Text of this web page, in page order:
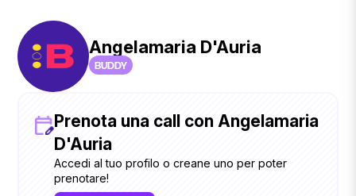
Angelamaria D'Auria
BUDDY
Prenota una call con Angelamaria
D'Auria
Accedi al tuo profilo o creane uno per poter
prenotare!